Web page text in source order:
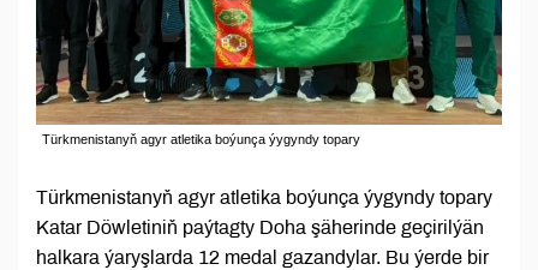
Türkmenistanyň agyr atletika boýunça ýygyndy topary
Türkmenistanyň agyr atletika boýunça ýygyndy topary
Katar Döwletiniň paýtagty Doha şäherinde geçirilýän
halkara ýaryşlarda 12 medal gazandylar. Bu ýerde bir